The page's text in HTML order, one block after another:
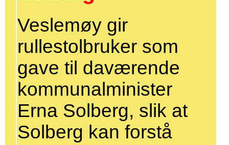
Veslemøy gir
rullestolbruker som
gave til daværende
kommunalminister
Erna Solberg, slik at
Solberg kan forstå